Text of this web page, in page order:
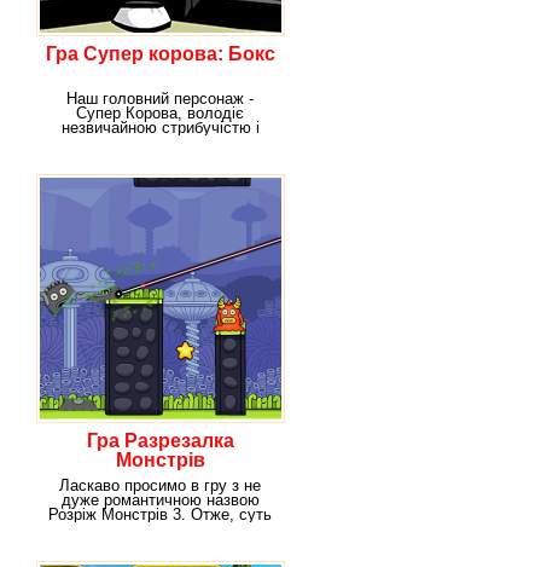
Гра Супер корова: Бокс
Наш головний персонаж -
Супер Корова, володіє
незвичайною стрибучістю і
Гра Разрезалка
Монстрів
Ласкаво просимо в гру з не
дуже романтичною назвою
Розріж Монстрів 3. Отже, суть